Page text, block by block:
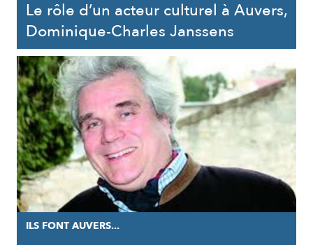
Le rôle d’un acteur culturel à Auvers,
Dominique-Charles Janssens
ILS FONT AUVERS...